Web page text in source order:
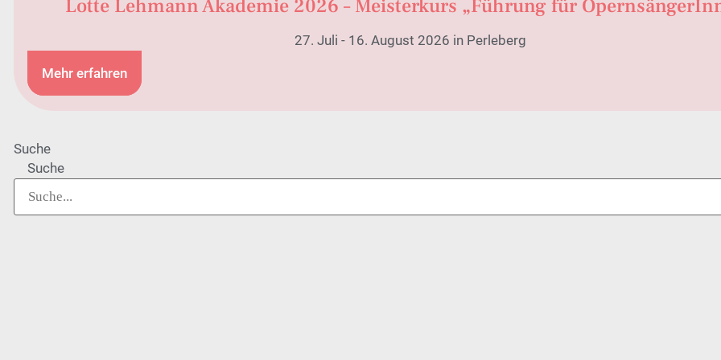
Lotte Lehmann Akademie 2026 – Meisterkurs „Führung für
27. Juli - 16. August 2026 in Perleberg
Mehr erfahren
Suche
Suche